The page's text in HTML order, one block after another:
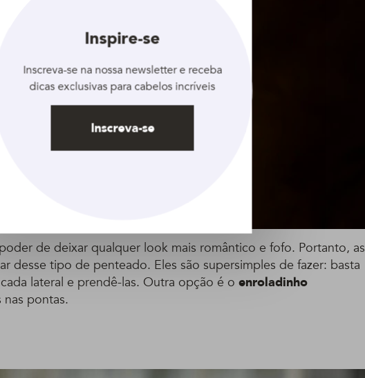
de deixar qualquer look mais romântico e fofo. Portanto, as
desse tipo de penteado. Eles são supersimples de fazer: basta
lateral e prendê-las. Outra opção é o enroladinho
pontas.
Inspire-se
Inscreva-se na nossa newsletter e receba
dicas exclusivas para cabelos incríveis
Inscreva-se